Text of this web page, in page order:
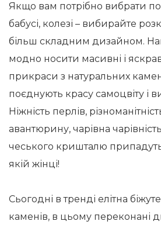
Якщо вам потрібно вибрати
бабусі, колезі – вибирайте
більш складним дизайном.
модно носити масивні і
прикраси з натуральних
поєднують красу самоцвіту і
Ніжність перлів,
авантюрину, чарівна
чеського кришталю
якій жінці!
Сьогодні в тренді елітна
каменів, в цьому переконані